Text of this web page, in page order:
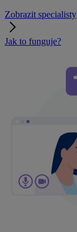
Zobrazit specialisty
Jak to funguje?